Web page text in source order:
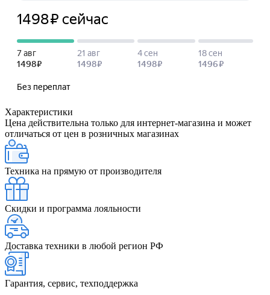
Характеристики
Цена действительна только для интернет-магазина и может
отличаться от цен в розничных магазинах
Техника на прямую от производителя
Скидки и программа лояльности
Доставка техники в любой регион РФ
Гарантия, сервис, техподдержка